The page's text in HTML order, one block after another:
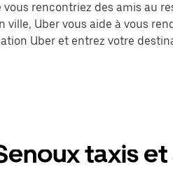
vous rencontriez des amis au
ville, Uber vous aide à vous
Uber et entrez votre
taxis